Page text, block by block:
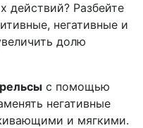
действий? Разбейте
негативные и
долю
с помощью
негативные
и мягкими.